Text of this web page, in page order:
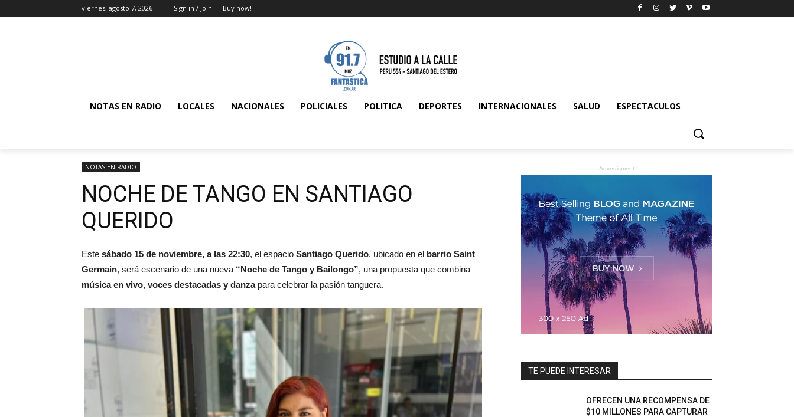
viernes, agosto 7, 2026 Sign in / Join Buy now!
NOTAS EN RADIO LOCALES NACIONALES POLICIALES POLITICA DEPORTES INTERNACIONALES SALUD ESPECTACULOS
NOTAS EN RADIO
NOCHE DE TANGO EN SANTIAGO
QUERIDO
Este sábado 15 de noviembre, a las 22:30, el espacio Santiago Querido, ubicado en el barrio Saint
Germain, será escenario de una nueva “Noche de Tango y Bailongo”, una propuesta que combina
música en vivo, voces destacadas y danzapara celebrar la pasión tanguera.
- Advertisment -
TE PUEDE INTERESAR
OFRECEN UNA RECOMPENSA DE
$10 MILLONES PARA CAPTURAR